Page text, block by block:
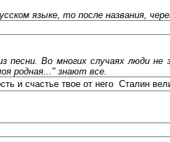
языке, то после названия,
Во многих случаях люди
родная..." знают все.